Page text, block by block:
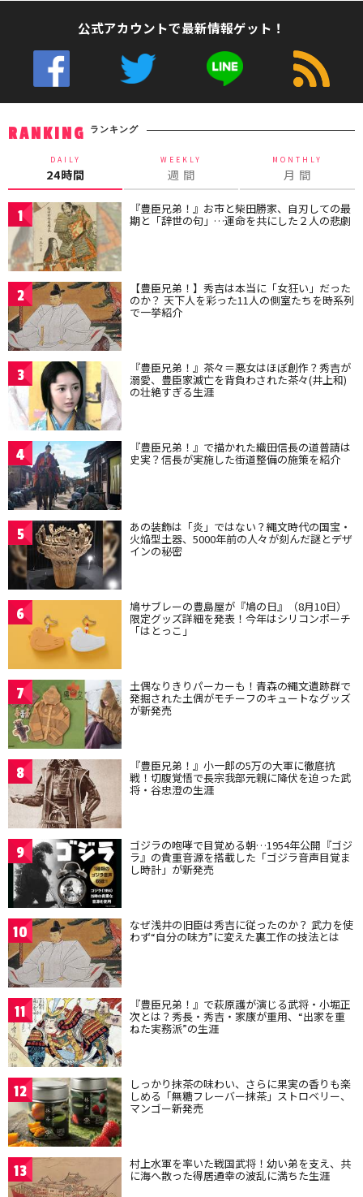
公式アカウントで最新情報ゲット！
RANKING ランキング
DAILY
24時間
WEEKLY
週 間
MONTHLY
月 間
1 『豊臣兄弟！』お市と柴田勝家、自刃しての最
期と「辞世の句」…運命を共にした２人の悲劇
2 【豊臣兄弟！】秀吉は本当に「女狂い」だった
のか？ 天下人を彩った11人の側室たちを時系列
で一挙紹介
3 『豊臣兄弟！』茶々＝悪女はほぼ創作？秀吉が
溺愛、豊臣家滅亡を背負わされた茶々(井上和)
の壮絶すぎる生涯
4 『豊臣兄弟！』で描かれた織田信長の道普請は
史実？信長が実施した街道整備の施策を紹介
5 あの装飾は「炎」ではない？縄文時代の国宝・
火焔型土器、5000年前の人々が刻んだ謎とデザ
インの秘密
6 鳩サブレーの豊島屋が『鳩の日』（8月10日）
限定グッズ詳細を発表！今年はシリコンポーチ
「はとっこ」
7 土偶なりきりパーカーも！青森の縄文遺跡群で
発掘された土偶がモチーフのキュートなグッズ
が新発売
8 『豊臣兄弟！』小一郎の5万の大軍に徹底抗
戦！切腹覚悟で長宗我部元親に降伏を迫った武
将・谷忠澄の生涯
9 ゴジラの咆哮で目覚める朝…1954年公開『ゴジ
ラ』の貴重音源を搭載した「ゴジラ音声目覚ま
し時計」が新発売
10 なぜ浅井の旧臣は秀吉に従ったのか？ 武力を使
わず“自分の味方”に変えた裏工作の技法とは
11 『豊臣兄弟！』で萩原護が演じる武将・小堀正
次とは？秀長・秀吉・家康が重用、“出家を重
ねた実務派”の生涯
12 しっかり抹茶の味わい、さらに果実の香りも楽
しめる「無糖フレーバー抹茶」ストロベリー、
マンゴー新発売
13 村上水軍を率いた戦国武将！幼い弟を支え、共
に海へ散った得居通幸の波乱に満ちた生涯